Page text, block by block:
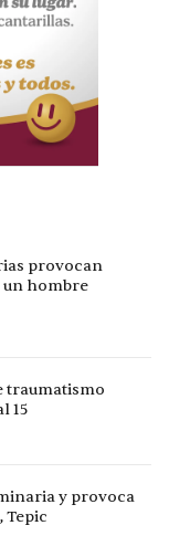
provocan
un hombre
traumatismo
15
y provoca
Tepic